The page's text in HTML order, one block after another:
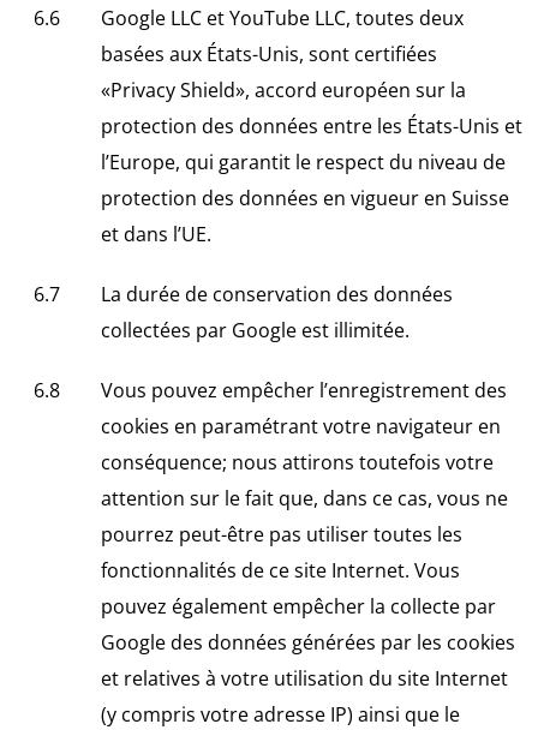
Google LLC et YouTube LLC, toutes deux
basées aux États-Unis, sont certifiées
«Privacy Shield», accord européen sur la
protection des données entre les États-Unis et
l’Europe, qui garantit le respect du niveau de
protection des données en vigueur en Suisse
et dans l’UE.
La durée de conservation des données
collectées par Google est illimitée.
Vous pouvez empêcher l’enregistrement des
cookies en paramétrant votre navigateur en
conséquence; nous attirons toutefois votre
attention sur le fait que, dans ce cas, vous ne
pourrez peut-être pas utiliser toutes les
fonctionnalités de ce site Internet. Vous
pouvez également empêcher la collecte par
Google des données générées par les cookies
et relatives à votre utilisation du site Internet
(y compris votre adresse IP) ainsi que le